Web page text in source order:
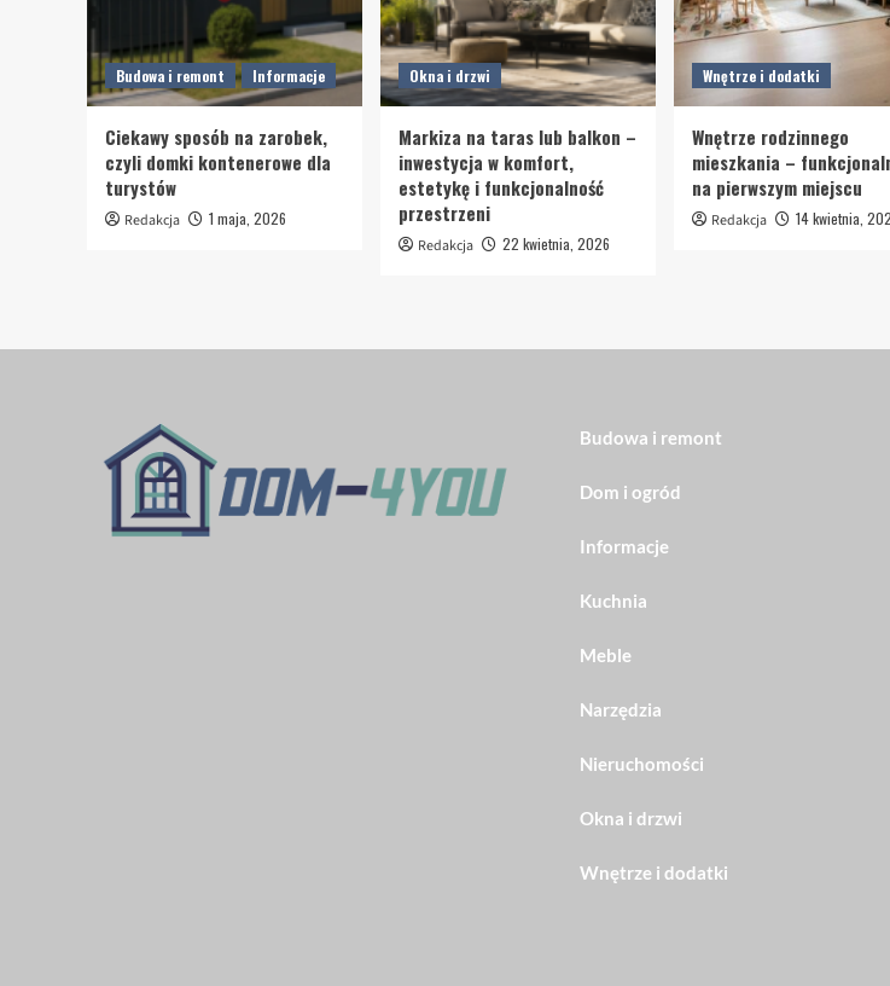
Budowa i remont Informacje
Ciekawy sposób na zarobek,
czyli domki kontenerowe dla
turystów
Redakcja 1 maja, 2026
Okna i drzwi
Markiza na taras lub balkon –
inwestycja w komfort,
estetykę i funkcjonalność
przestrzeni
Redakcja 22 kwietnia, 2026
Wnętrze i dodatki
Wnętrze rodzinnego
mieszkania –
na pierwszym miejscu
Redakcja 14 kwietnia,
Budowa i remont
Dom i ogród
Informacje
Kuchnia
Meble
Narzędzia
Nieruchomości
Okna i drzwi
Wnętrze i dodatki